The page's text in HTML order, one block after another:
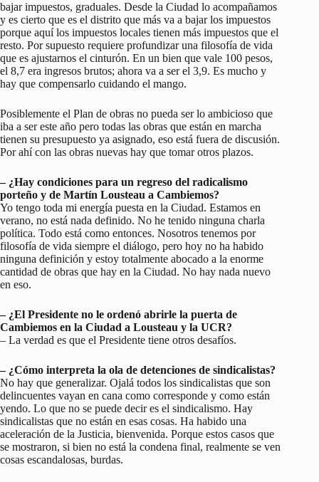
bajar impuestos, graduales. Desde la Ciudad lo acompañamos
y es cierto que es el distrito que más va a bajar los impuestos
porque aquí los impuestos locales tienen más impuestos que el
resto. Por supuesto requiere profundizar una filosofía de vida
que es ajustarnos el cinturón. En un bien que vale 100 pesos,
el 8,7 era ingresos brutos; ahora va a ser el 3,9. Es mucho y
hay que compensarlo cuidando el mango.
Posiblemente el Plan de obras no pueda ser lo ambicioso que
iba a ser este año pero todas las obras que están en marcha
tienen su presupuesto ya asignado, eso está fuera de discusión.
Por ahí con las obras nuevas hay que tomar otros plazos.
– ¿Hay condiciones para un regreso del radicalismo
porteño y de Martín Lousteau a Cambiemos?
Yo tengo toda mi energía puesta en la Ciudad. Estamos en
verano, no está nada definido. No he tenido ninguna charla
política. Todo está como entonces. Nosotros tenemos por
filosofía de vida siempre el diálogo, pero hoy no ha habido
ninguna definición y estoy totalmente abocado a la enorme
cantidad de obras que hay en la Ciudad. No hay nada nuevo
en eso.
– ¿El Presidente no le ordenó abrirle la puerta de
Cambiemos en la Ciudad a Lousteau y la UCR?
– La verdad es que el Presidente tiene otros desafíos.
– ¿Cómo interpreta la ola de detenciones de sindicalistas?
No hay que generalizar. Ojalá todos los sindicalistas que son
delincuentes vayan en cana como corresponde y como están
yendo. Lo que no se puede decir es el sindicalismo. Hay
sindicalistas que no están en esas cosas. Ha habido una
aceleración de la Justicia, bienvenida. Porque estos casos que
se mostraron, si bien no está la condena final, realmente se ven
cosas escandalosas, burdas.